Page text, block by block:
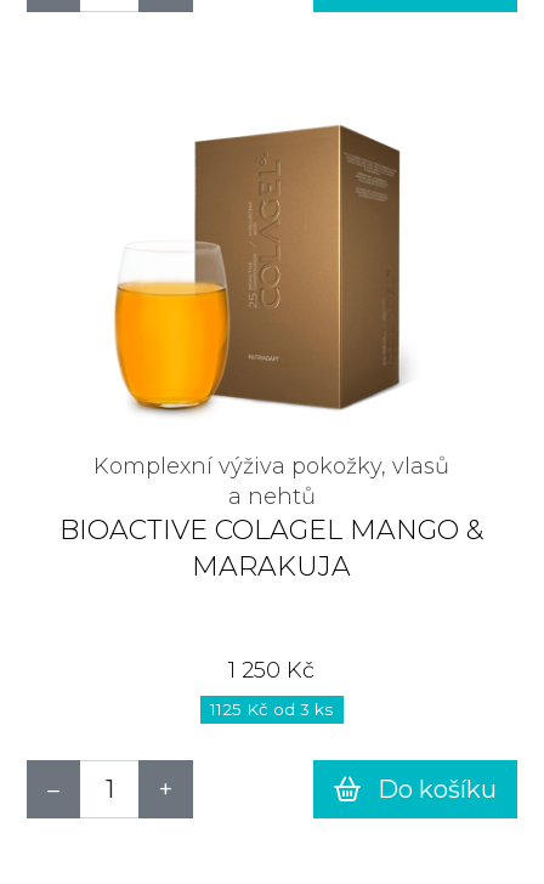
Komplexní výživa pokožky, vlasů
a nehtů
BIOACTIVE COLAGEL MANGO &
MARAKUJA
1 250 Kč
1125 Kč od 3 ks
Do košíku